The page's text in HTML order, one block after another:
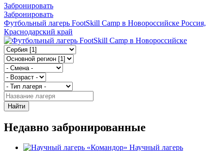
Забронировать
Забронировать
Футбольный лагерь FootSkill Camp в Новороссийске Россия,
Краснодарский край
Найти
Недавно забронированные
Научный лагерь